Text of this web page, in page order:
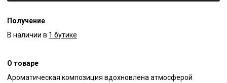
Получение
В наличии в 1 бутике
О товаре
Ароматическая композиция вдохновлена атмосферой